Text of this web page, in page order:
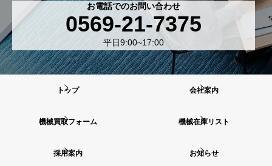
お電話でのお問い合わせ
0569-21-7375
平日9:00~17:00
トップ 会社案内
機械買取フォーム 機械在庫リスト
採用案内 お知らせ